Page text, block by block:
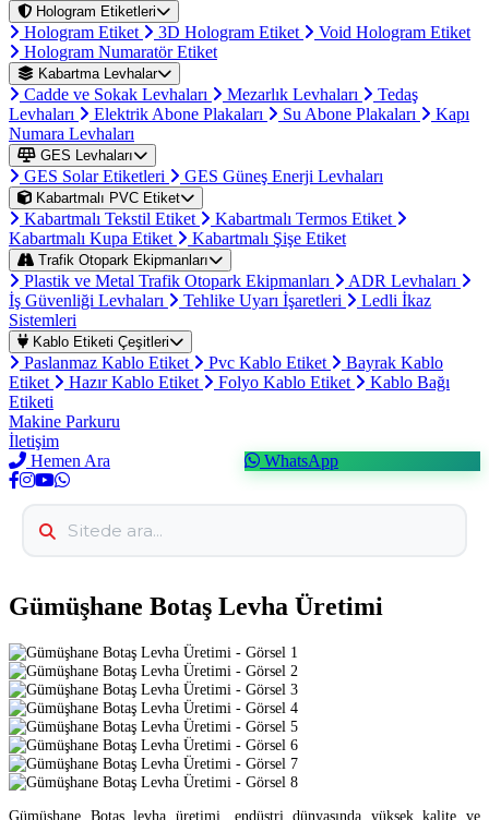
Hologram Etiketleri
Hologram Etiket 3D Hologram Etiket
Void Hologram Etiket
Hologram Numaratör Etiket
Kabartma Levhalar
Cadde ve Sokak Levhaları Mezarlık Levhaları
Tedaş
Levhaları
Elektrik Abone Plakaları Su Abone Plakaları
Kapı
Numara Levhaları
GES Levhaları
GES Solar Etiketleri GES Güneş Enerji Levhaları
Kabartmalı PVC Etiket
Kabartmalı Tekstil Etiket
Kabartmalı Termos Etiket
Kabartmalı Kupa Etiket
Kabartmalı Şişe Etiket
Trafik Otopark Ekipmanları
Plastik ve Metal Trafik Otopark Ekipmanları
ADR Levhaları
İş Güvenliği Levhaları
Tehlike Uyarı İşaretleri
Ledli İkaz
Sistemleri
Kablo Etiketi Çeşitleri
Paslanmaz Kablo Etiket Pvc Kablo Etiket
Bayrak Kablo
Etiket
Hazır Kablo Etiket Folyo Kablo Etiket
Kablo Bağı
Etiketi
Makine Parkuru
İletişim
Hemen Ara
WhatsApp
Gümüşhane Botaş Levha Üretimi
Gümüşhane Botaş levha üretimi, endüstri dünyasında yüksek kalite ve